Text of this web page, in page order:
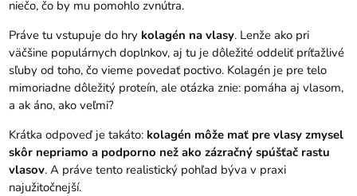
niečo, čo by mu pomohlo zvnútra.
Práve tu vstupuje do hry kolagén na vlasy. Lenže ako pri
väčšine populárnych doplnkov, aj tu je dôležité oddeliť príťažlivé
sľuby od toho, čo vieme povedať poctivo. Kolagén je pre telo
mimoriadne dôležitý proteín, ale otázka znie: pomáha aj vlasom,
a ak áno, ako veľmi?
Krátka odpoveď je takáto: kolagén môže mať pre vlasy zmysel
skôr nepriamo a podporno než ako zázračný spúšťač rastu
vlasov. A práve tento realistický pohľad býva v praxi
najužitočnejší.